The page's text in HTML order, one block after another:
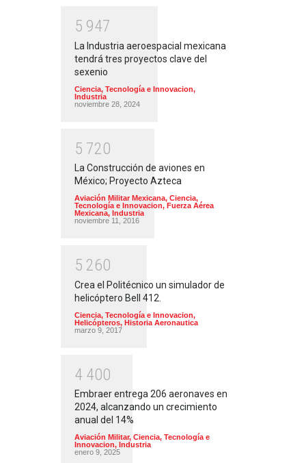
5 947
La Industria aeroespacial mexicana
tendrá tres proyectos clave del
sexenio
Ciencia, Tecnología e Innovacion,
Industria
noviembre 28, 2024
5 720
La Construcción de aviones en
México; Proyecto Azteca
Aviación Militar Mexicana, Ciencia,
Tecnología e Innovacion, Fuerza Aérea
Mexicana, Industria
noviembre 11, 2016
5 260
Crea el Politécnico un simulador de
helicóptero Bell 412.
Ciencia, Tecnología e Innovacion,
Helicópteros, Historia Aeronautica
marzo 9, 2017
4 400
Embraer entrega 206 aeronaves en
2024, alcanzando un crecimiento
anual del 14%
Aviación Militar, Ciencia, Tecnología e
Innovacion, Industria
enero 9, 2025